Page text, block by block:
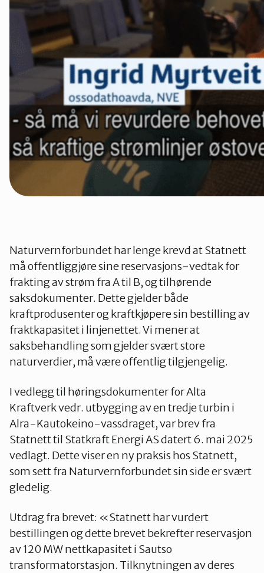
Naturvernforbundet har lenge krevd at Statnett
må offentliggjøre sine reservasjons-vedtak for
frakting av strøm fra A til B, og tilhørende
saksdokumenter. Dette gjelder både
kraftprodusenter og kraftkjøpere sin bestilling av
fraktkapasitet i linjenettet. Vi mener at
saksbehandling som gjelder svært store
naturverdier, må være offentlig tilgjengelig.
I vedlegg til høringsdokumenter for Alta
Kraftverk vedr. utbygging av en tredje turbin i
Alra-Kautokeino-vassdraget, var brev fra
Statnett til Statkraft Energi AS datert 6. mai 2025
vedlagt. Dette viser en ny praksis hos Statnett,
som sett fra Naturvernforbundet sin side er svært
gledelig.
Utdrag fra brevet: «Statnett har vurdert
bestillingen og dette brevet bekrefter reservasjon
av 120 MW nettkapasitet i Sautso
transformatorstasjon. Tilknytningen av deres